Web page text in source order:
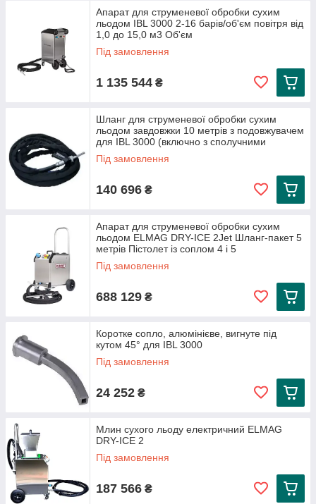
Апарат для струменевої обробки сухим
льодом IBL 3000 2-16 барів/об'єм повітря від
1,0 до 15,0 м3 Об'єм
Під замовлення
1 135 544 ₴
Шланг для струменевої обробки сухим
льодом завдовжки 10 метрів з подовжувачем
для IBL 3000 (включно з сполучними
Під замовлення
140 696 ₴
Апарат для струменевої обробки сухим
льодом ELMAG DRY-ICE 2Jet Шланг-пакет 5
метрів Пістолет із соплом 4 і 5
Під замовлення
688 129 ₴
Коротке сопло, алюмінієве, вигнуте під
кутом 45° для IBL 3000
Під замовлення
24 252 ₴
Млин сухого льоду електричний ELMAG
DRY-ICE 2
Під замовлення
187 566 ₴